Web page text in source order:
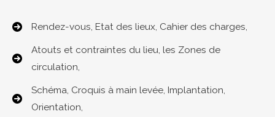
Rendez-vous, Etat des lieux, Cahier des charges,
Atouts et contraintes du lieu, les Zones de
circulation,
Schéma, Croquis à main levée, Implantation,
Orientation,